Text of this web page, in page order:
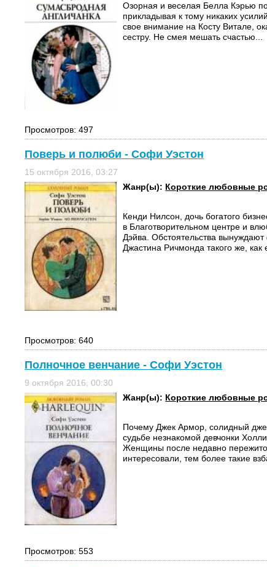
Озорная и веселая Белла Кэрью
прикладывая к тому никаких
свое внимание на Косту Витале,
сестру. Не смея мешать счастью...
Просмотров: 497
Поверь и полюби - Софи Уэстон
15 октября 2016, 03:27
Жанр(ы): Короткие любовные
Кенди Нилсон, дочь богатого
в Благотворительном центре и
Дэйва. Обстоятельства
Джастина Ричмонда такого же, как
Просмотров: 640
Полночное венчание - Софи Уэстон
9 октября 2016, 00:30
Жанр(ы): Короткие любовные
Почему Джек Армор, солидный
судьбе незнакомой девчонки
Женщины после недавно
интересовали, тем более такие
Просмотров: 553